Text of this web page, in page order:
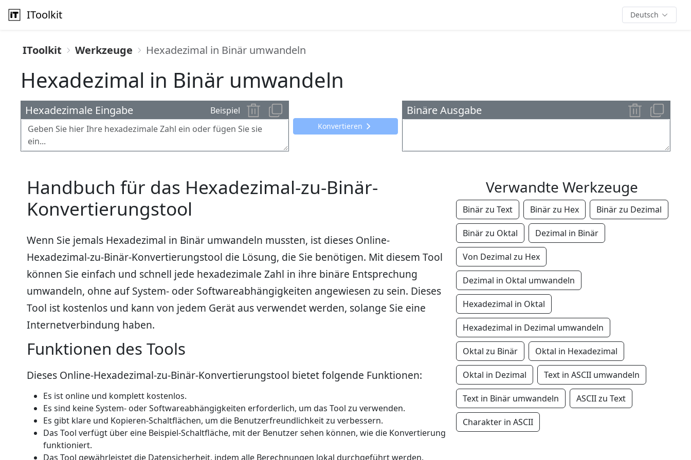
IToolkit Deutsch
IToolkit Werkzeuge Hexadezimal in Binär umwandeln
Hexadezimal in Binär umwandeln
Hexadezimale Eingabe Beispiel
Konvertieren
Binäre Ausgabe
Handbuch für das Hexadezimal-zu-Binär-
Konvertierungstool
Wenn Sie jemals Hexadezimal in Binär umwandeln mussten, ist dieses Online-
Hexadezimal-zu-Binär-Konvertierungstool die Lösung, die Sie benötigen. Mit diesem Tool
können Sie einfach und schnell jede hexadezimale Zahl in ihre binäre Entsprechung
umwandeln, ohne auf System- oder Softwareabhängigkeiten angewiesen zu sein. Dieses
Tool ist kostenlos und kann von jedem Gerät aus verwendet werden, solange Sie eine
Internetverbindung haben.
Funktionen des Tools
Dieses Online-Hexadezimal-zu-Binär-Konvertierungstool bietet folgende Funktionen:
Es ist online und komplett kostenlos.
Es sind keine System- oder Softwareabhängigkeiten erforderlich, um das Tool zu verwenden.
Es gibt klare und Kopieren-Schaltflächen, um die Benutzerfreundlichkeit zu verbessern.
Das Tool verfügt über eine Beispiel-Schaltfläche, mit der Benutzer sehen können, wie die Konvertierung
funktioniert.
Das Tool gewährleistet die Datensicherheit, indem alle Berechnungen lokal durchgeführt werden.
Verwandte Werkzeuge
Binär zu Text Binär zu Hex Binär zu Dezimal
Binär zu Oktal Dezimal in Binär
Von Dezimal zu Hex
Dezimal in Oktal umwandeln
Hexadezimal in Oktal
Hexadezimal in Dezimal umwandeln
Oktal zu Binär Oktal in Hexadezimal
Oktal in Dezimal Text in ASCII umwandeln
Text in Binär umwandeln ASCII zu Text
Charakter in ASCII